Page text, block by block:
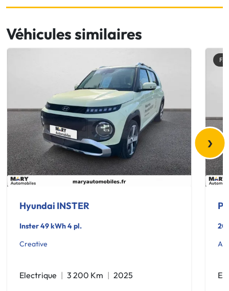
Véhicules similaires
Hyundai INSTER
Inster 49 kWh 4 pl.
Creative
Electrique 3 200 Km 2025
›